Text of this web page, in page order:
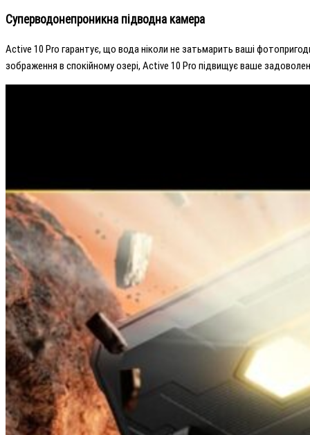
Суперводонепроникна підводна камера
Active 10 Pro гарантує, що вода ніколи не затьмарить ваші
зображення в спокійному озері, Active 10 Pro підвищує ваше